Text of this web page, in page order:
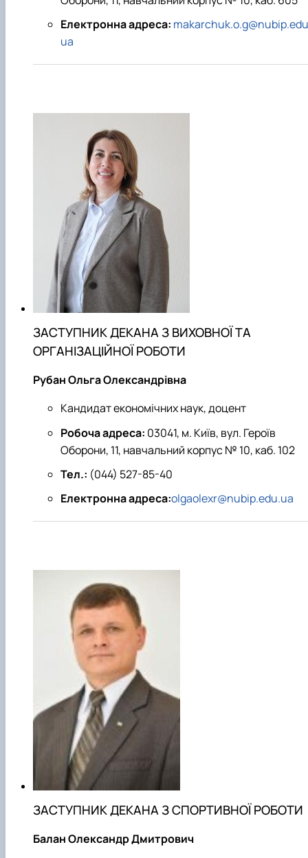
Електронна адреса:
ua
ЗАСТУПНИК ДЕКАНА З ВИХОВНОЇ ТА
ОРГАНІЗАЦІЙНОЇ РОБОТИ
Рубан Ольга Олександрівна
Кандидат економічних наук, доцент
Робоча адреса: 03041, м. Київ, вул. Героїв
Оборони, 11, навчальний корпус № 10, каб. 102
Тел.: (044) 527-85-40
Електронна адреса:olgaolexr@nubip.edu.ua
ЗАСТУПНИК ДЕКАНА З СПОРТИВНОЇ РОБОТИ
Балан Олександр Дмитрович